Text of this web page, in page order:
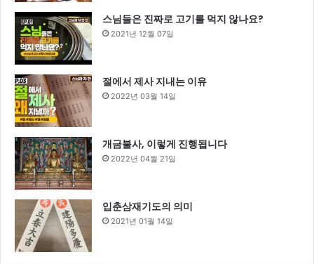
스님들은 진짜로 고기를 먹지 않나요?
2021년 12월 07일
절에서 제사 지내는 이유
2022년 03월 14일
개금불사, 이렇게 진행됩니다
2022년 04월 21일
입춘삼재기도의 의미
2021년 01월 14일